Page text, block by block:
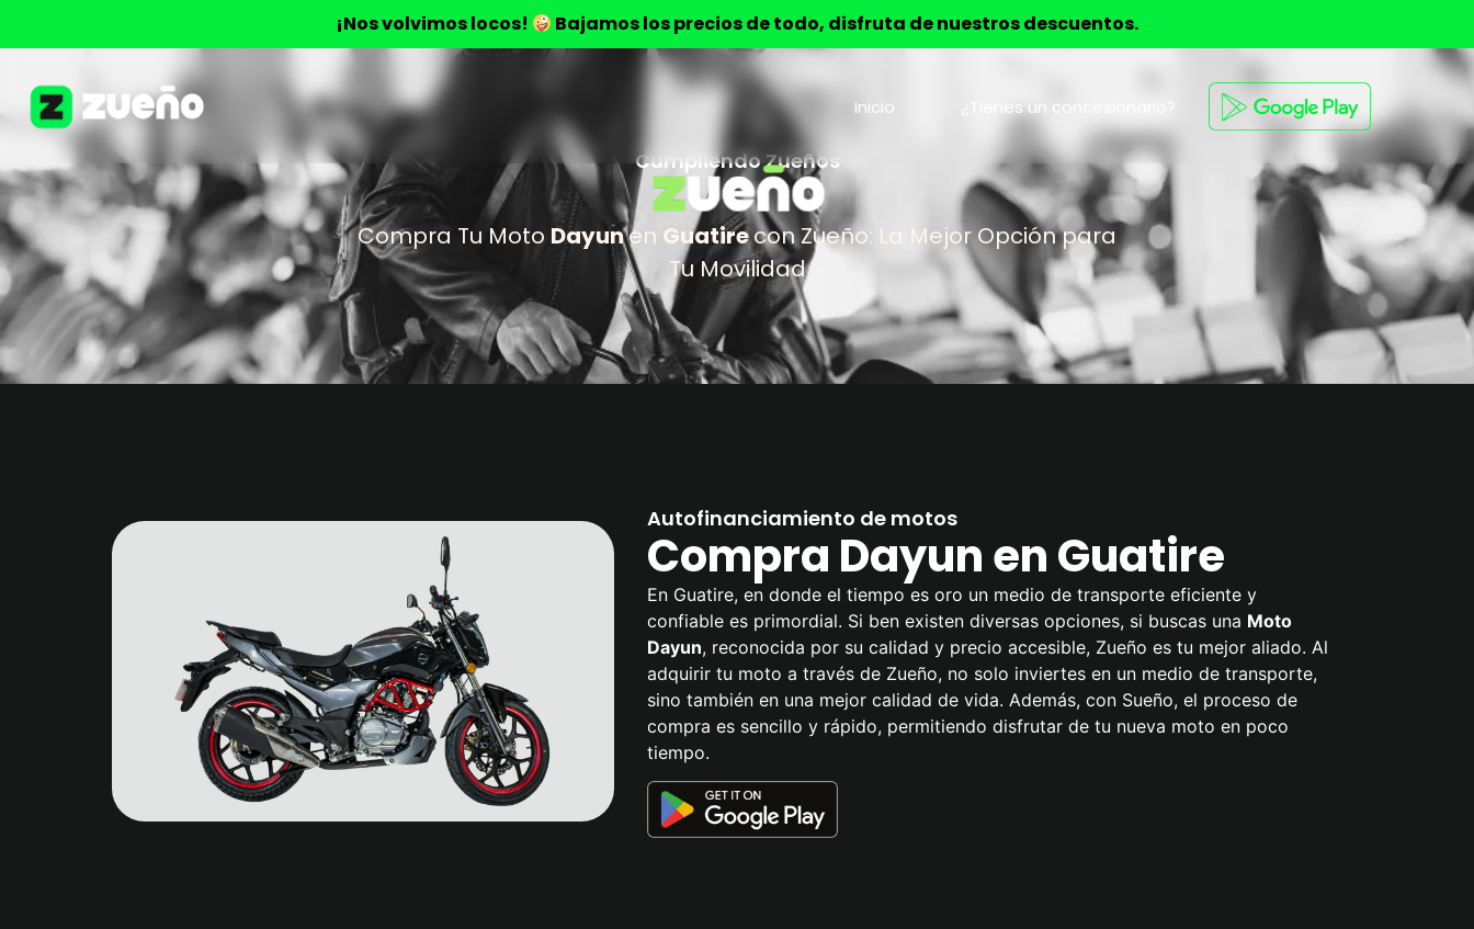
¡Nos volvimos locos! Bajamos los precios de todo, disfruta de nuestros descuentos.
Inicio ¿Tienes un concesionario?
Cumpliendo Zueños
Compra Tu Moto Dayunen Guatirecon Zueño: La Mejor Opción para
Tu Movilidad
Autofinanciamiento de motos
Compra Dayun en Guatire
En Guatire, en donde el tiempo es oro un medio de transporte eficiente y
confiable es primordial. Si ben existen diversas opciones, si buscas una Moto
Dayun, reconocida por su calidad y precio accesible, Zueño es tu mejor aliado. Al
adquirir tu moto a través de Zueño, no solo inviertes en un medio de transporte,
sino también en una mejor calidad de vida. Además, con Sueño, el proceso de
compra es sencillo y rápido, permitiendo disfrutar de tu nueva moto en poco
tiempo.